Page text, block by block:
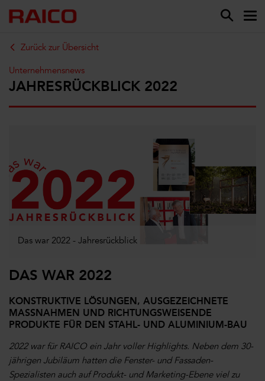
Zurück zur Übersicht
Unternehmensnews
JAHRESRÜCKBLICK 2022
Das war 2022 - Jahresrückblick
DAS WAR 2022
KONSTRUKTIVE LÖSUNGEN, AUSGEZEICHNETE
MASSNAHMEN UND RICHTUNGSWEISENDE P
RODUKTE FÜR DEN STAHL- UND ALUMINIUM-BAU
2022 war für RAICO ein Jahr voller Highlights. Neben dem 30-
jährigen Jubiläum hatten die Fenster- und Fassaden-
Spezialisten auch auf Produkt- und Marketing-Ebene viel zu